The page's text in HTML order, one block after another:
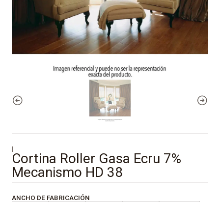
|
Cortina Roller Gasa Ecru 7%
Mecanismo HD 38
ANCHO DE FABRICACIÓN